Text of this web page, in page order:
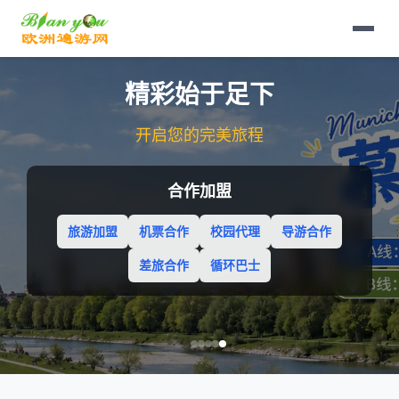
精彩始于足下
开启您的完美旅程
合作加盟
旅游加盟 机票合作 校园代理 导游合作
差旅合作 循环巴士